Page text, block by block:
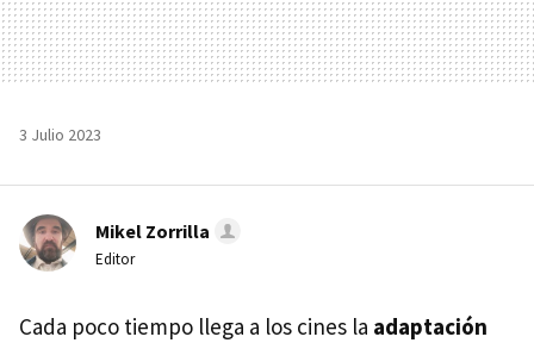
3 Julio 2023
Mikel Zorrilla
Editor
Cada poco tiempo llega a los cines la adaptación